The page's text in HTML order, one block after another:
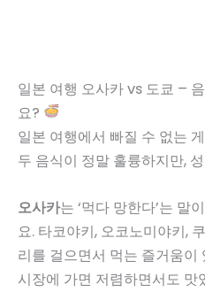
일본 여행 오사카 vs 도쿄 –
요?
일본 여행에서 빠질 수 없는
두 음식이 정말 훌륭하지만,
오사카는 ‘먹다 망한다’는 말
요. 타코야키, 오코노미야키,
리를 걸으면서 먹는 즐거움이
시장에 가면 저렴하면서도 맛